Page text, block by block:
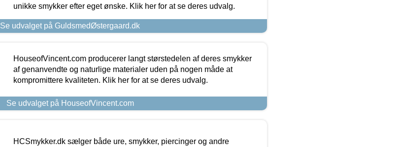
unikke smykker efter eget ønske. Klik her for at se deres udvalg.
Se udvalget på GuldsmedØstergaard.dk
HouseofVincent.com producerer langt størstedelen af deres smykker
af genanvendte og naturlige materialer uden på nogen måde at
kompromittere kvaliteten. Klik her for at se deres udvalg.
Se udvalget på HouseofVincent.com
HCSmykker.dk sælger både ure, smykker, piercinger og andre